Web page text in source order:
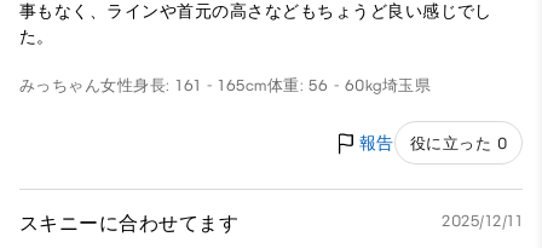
事もなく、ラインや首元の高さなどもちょうど良い感じでし
た。
みっちゃん女性身長: 161 - 165cm体重: 56 - 60kg埼玉県
報告 役に立った 0
スキニーに合わせてます 2025/12/11